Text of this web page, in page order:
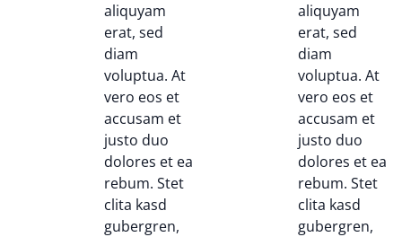
aliquyam
erat, sed
diam
voluptua. At
vero eos et
accusam et
justo duo
dolores et ea
rebum. Stet
clita kasd
gubergren,
aliquyam
erat, sed
diam
voluptua. At
vero eos et
accusam et
justo duo
dolores et ea
rebum. Stet
clita kasd
gubergren,